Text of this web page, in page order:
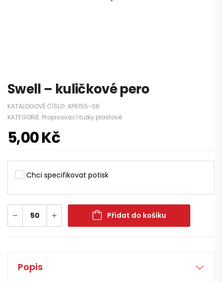
Swell – kuličkové pero
KATALOGOVÉ ČÍSLO: AP6155-06
KATEGORIE: Propisovací tužky plastové
5,00Kč
Chci specifikovat potisk
Přidat do košíku
Popis